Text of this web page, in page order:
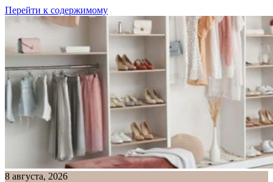
Перейти к содержимому
8 августа, 2026